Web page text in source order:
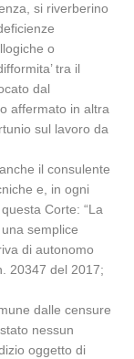
si riverberino
o
tra il
dal
affermato in altra
sul lavoro da
il consulente
e, in ogni
Corte: “La
semplice
di autonomo
20347 del 2017;
dalle censure
nessun
oggetto di